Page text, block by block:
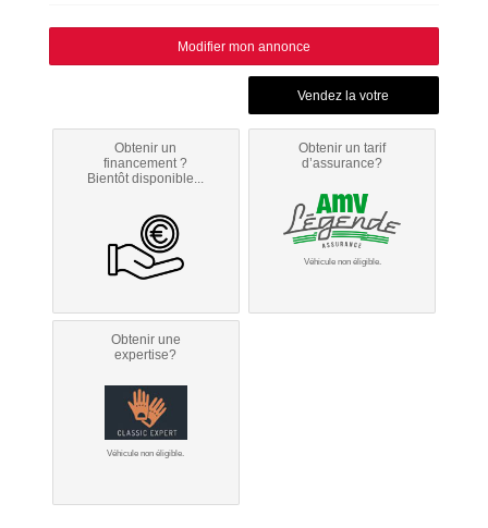
Modifier mon annonce
Obtenir un
financement ?
Bientôt disponible...
Obtenir un tarif
d’assurance?
Véhicule non éligible.
Obtenir une
expertise?
Véhicule non éligible.